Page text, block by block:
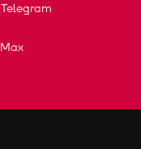
Telegram
Max